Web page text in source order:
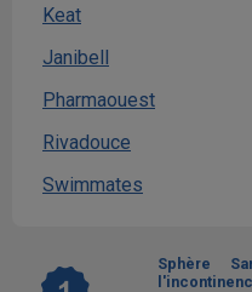
Keat
Janibell
Pharmaouest
Rivadouce
Swimmates
Sphère